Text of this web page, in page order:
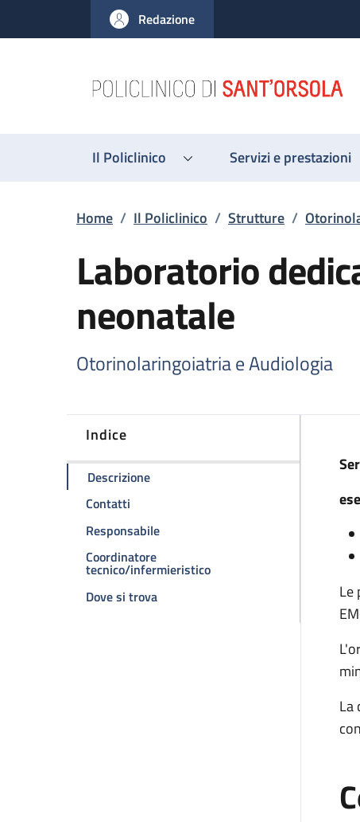
al contenuto principale
to footer content
Redazione
Il Policlinico Servizi e prestazioni
Briciole di pane
Home / Il Policlinico / Strutture /
Laboratorio
neonatale
Otorinolaringoiatria e Audiologia
Indice
Descrizionedella pagina Laboratorio dedicato allo
Contatti della pagina Laboratorio dedicato allo
Responsabiledella pagina Laboratorio dedicato
Coordinatore
tecnico/infermieristicodella pagina Laboratorio
Dove si trovadella pagina Laboratorio dedicatoLe
La